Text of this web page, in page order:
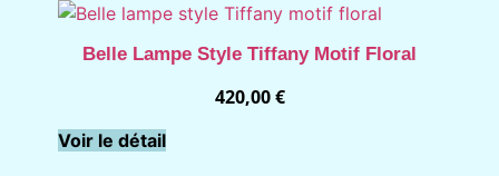
Belle Lampe Style Tiffany Motif Floral
420,00€
Voir le détail